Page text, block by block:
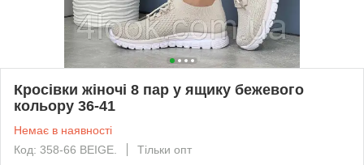
Кросівки жіночі 8 пар у ящику бежевого
кольору 36-41
Немає в наявності
Код: 358-66 BEIGE.
Тільки опт